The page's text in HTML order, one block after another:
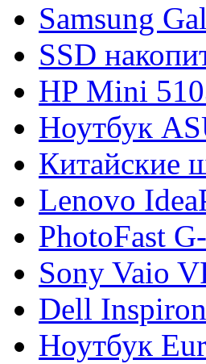
Samsung
SSD
HP Mini
Ноутбук
Китайские
Lenovo
PhotoFast
Sony Vaio
Dell
Ноутбук